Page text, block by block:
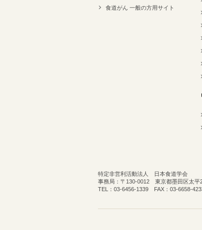
食道がん 一般の方用サイト
特定非営利活動法人 日本食道学会
事務局：〒130-0012 東京都墨田区太
TEL：03-6456-1339 FAX：03-6658-